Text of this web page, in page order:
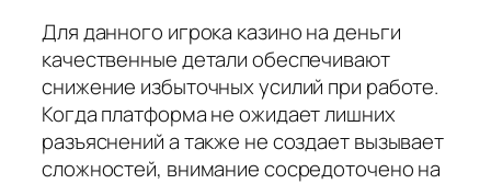
Для данного игрока казино на деньги
качественные детали обеспечивают
снижение избыточных усилий при работе.
Когда платформа не ожидает лишних
разъяснений а также не создает вызывает
сложностей, внимание сосредоточено на